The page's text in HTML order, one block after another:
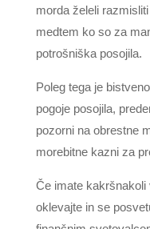
morda želeli
medtem ko so za
potrošniška posojila.
Poleg tega je
pogoje posojila,
pozorni na obrestne
morebitne kazni za
Če imate kakršnakoli
oklevajte in se